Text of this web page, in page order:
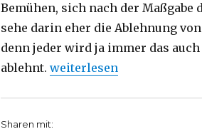
Bemühen, sich nach der
sehe darin eher die Ablehnung
denn jeder wird ja immer das
ablehnt. „Die Weisheit des Königs
weiterlesen
Sharen mit: